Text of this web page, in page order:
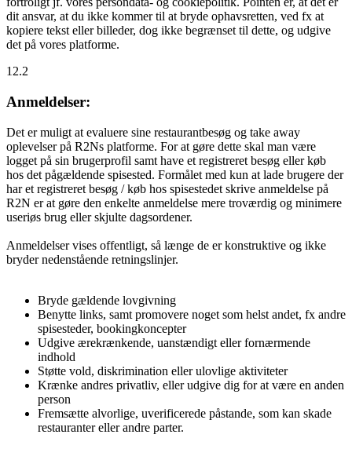
dit ansvar, at du ikke kommer til at bryde ophavsretten, ved fx at
kopiere tekst eller billeder, dog ikke begrænset til dette, og udgive
det på vores platforme.
12.2
Anmeldelser:
Det er muligt at evaluere sine restaurantbesøg og take away
oplevelser på R2Ns platforme. For at gøre dette skal man være
logget på sin brugerprofil samt have et registreret besøg eller køb
hos det pågældende spisested. Formålet med kun at lade brugere der
har et registreret besøg / køb hos spisestedet skrive anmeldelse på
R2N er at gøre den enkelte anmeldelse mere troværdig og minimere
useriøs brug eller skjulte dagsordener.
Anmeldelser vises offentligt, så længe de er konstruktive og ikke
bryder nedenstående retningslinjer.
Bryde gældende lovgivning
Benytte links, samt promovere noget som helst andet, fx andre
spisesteder, bookingkoncepter
Udgive ærekrænkende, uanstændigt eller fornærmende
indhold
Støtte vold, diskrimination eller ulovlige aktiviteter
Krænke andres privatliv, eller udgive dig for at være en anden
person
Fremsætte alvorlige, uverificerede påstande, som kan skade
restauranter eller andre parter.